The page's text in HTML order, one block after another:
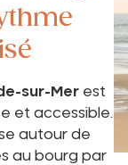
sur-Merest
et accessible.
autour de
au bourg par